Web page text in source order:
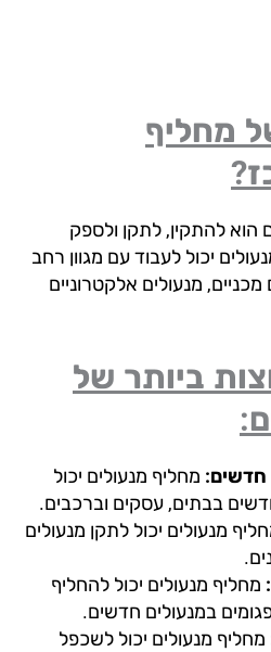
להתקין, לתקן ולספק
יכול לעבוד עם מגוון רחב
מנעולים אלקטרוניים
ביותר של
מחליף מנעולים יכול
בבתים, עסקים וברכבים.
יכול לתקן מנעולים
מנעולים יכול להחליף
במנעולים חדשים.
מנעולים יכול לשכפל